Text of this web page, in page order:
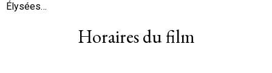
Élysées…
Horaires du film